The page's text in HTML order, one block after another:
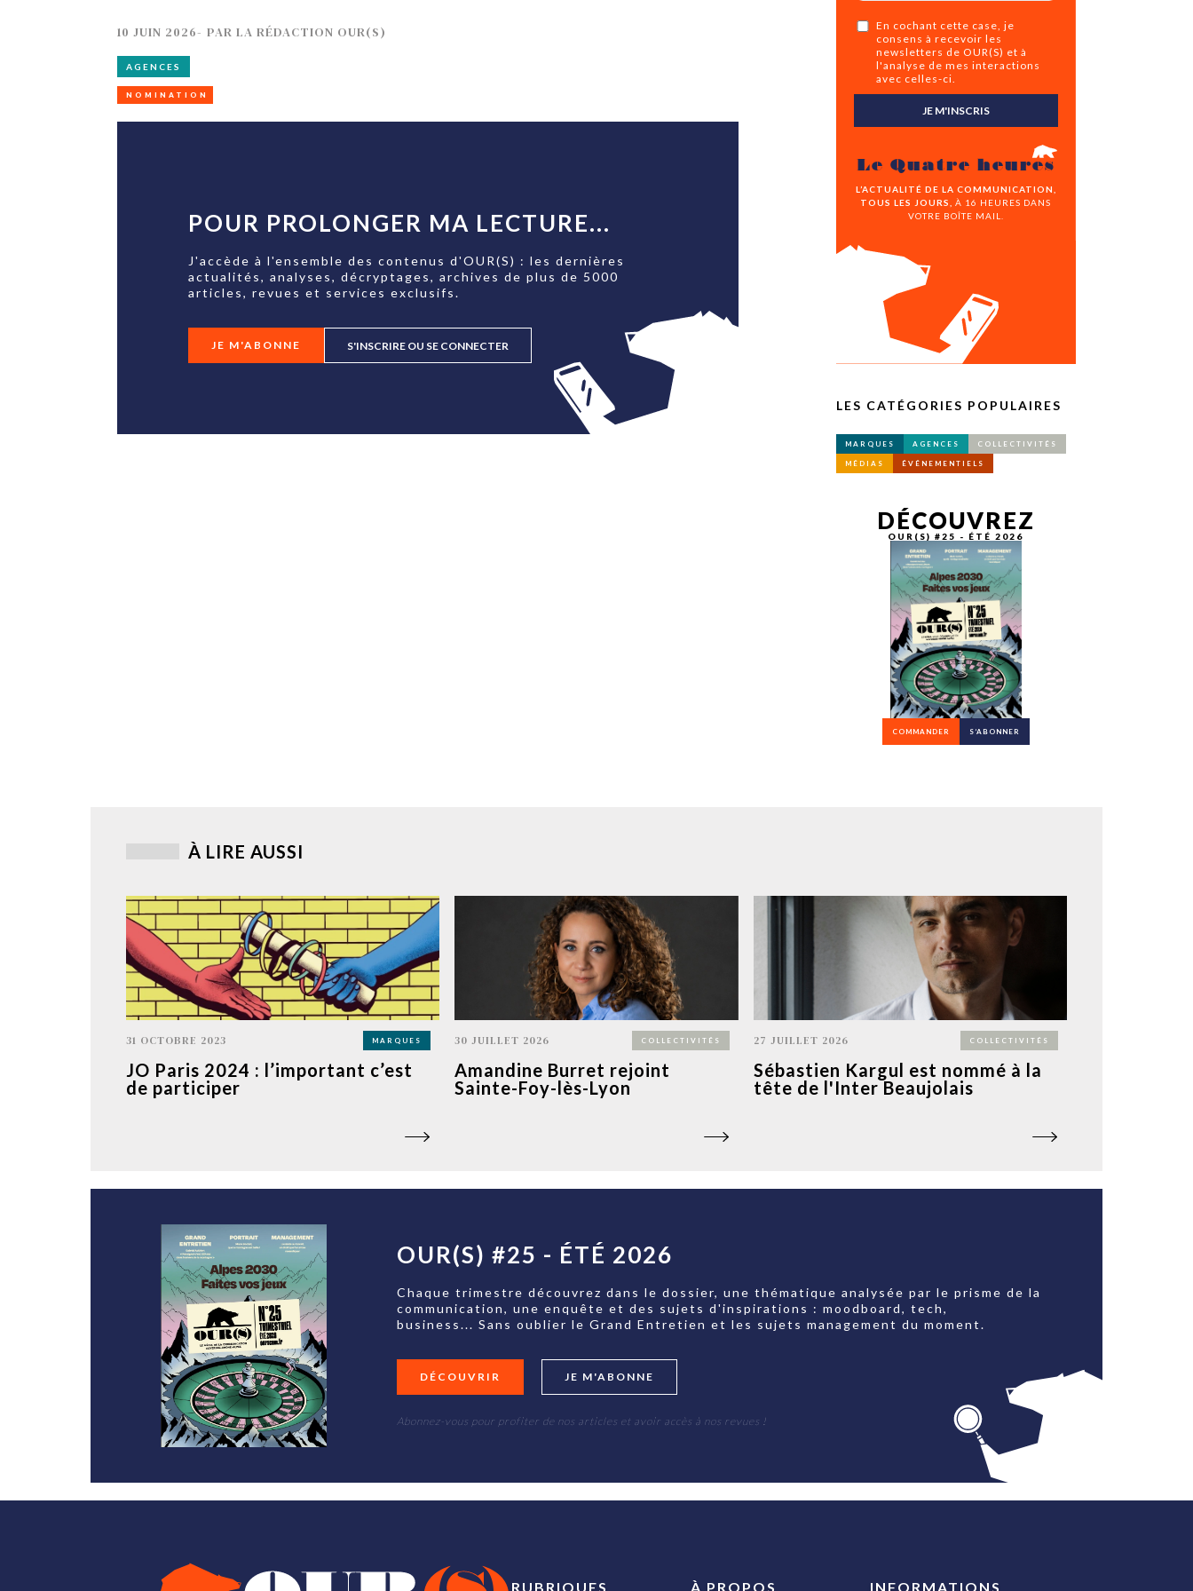
10 JUIN 2026- PARLA RÉDACTION OUR(S)
AGENCES
NOMINATION
POUR PROLONGER MA LECTURE...
J'accède à l'ensemble des contenus d'OUR(S) : les dernières
actualités, analyses, décryptages, archives de plus de 5000
articles, revues et services exclusifs.
JE M'ABONNE S'INSCRIRE OU SE CONNECTER
En cochant cette case, je
consens à recevoir les
newsletters de OUR(S) et à
l'analyse de mes interactions
avec celles-ci.
JE M'INSCRIS
Le Quatre heures
L’ACTUALITÉ DE LA COMMUNICATION,
TOUS LES JOURS,
À 16 HEURES DANS
VOTRE BOÎTE MAIL.
LES CATÉGORIES POPULAIRES
MARQUES AGENCES COLLECTIVITÉS
MÉDIAS ÉVÉNEMENTIELS
DÉCOUVREZ
OUR(S) #25 - ÉTÉ 2026
COMMANDER S’ABONNER
À LIRE AUSSI
31 OCTOBRE 2023 MARQUES
JO Paris 2024 : l’important c’est
de participer
30 JUILLET 2026 COLLECTIVITÉS
Amandine Burret rejoint
Sainte-Foy-lès-Lyon
27 JUILLET 2026 COLLECTIVITÉS
Sébastien Kargul est nommé à la
tête de l'Inter Beaujolais
OUR(S) #25 - ÉTÉ 2026
Chaque trimestre découvrez dans le dossier, une thématique analysée par le prisme de la
communication, une enquête et des sujets d'inspirations : moodboard, tech,
business... Sans oublier le Grand Entretien et les sujets management du moment.
DÉCOUVRIR JE M'ABONNE
Abonnez-vous pour profiter de nos articles et avoir accès à nos revues !
RUBRIQUES À PROPOS INFORMATIONS